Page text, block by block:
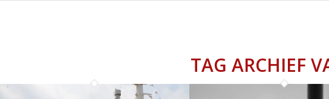
TAG ARCHIEF